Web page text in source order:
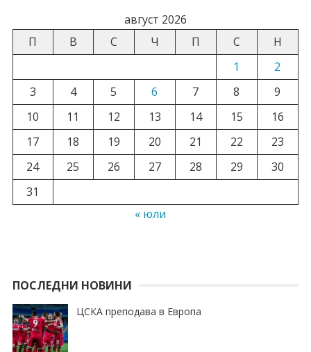
август 2026
П
В С Ч П С
Н
1
2
3
4 5 6 7 8
9
10
11 12 13 14 15
16
17
18 19 20 21 22
23
24
25 26 27 28 29
30
31
« юли
ПОСЛЕДНИ НОВИНИ
ЦСКА преподава в Европа